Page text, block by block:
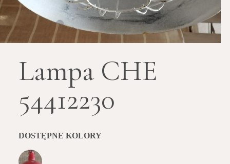
Lampa CHE
54412230
DOSTĘPNE KOLORY